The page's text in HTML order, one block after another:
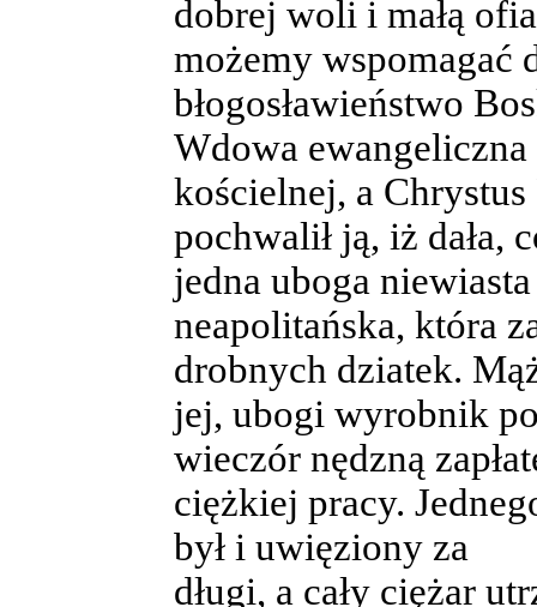
dobrej woli i małą
możemy wspomagać
błogosławieństwo
Wdowa ewangeliczna
kościelnej, a Chrystus
pochwalił ją, iż dała,
jedna uboga niewiasta
neapolitańska, która
drobnych dziatek.
jej, ubogi wyrobnik
wieczór nędzną
ciężkiej pracy.
był i uwięziony za
długi, a cały ciężar